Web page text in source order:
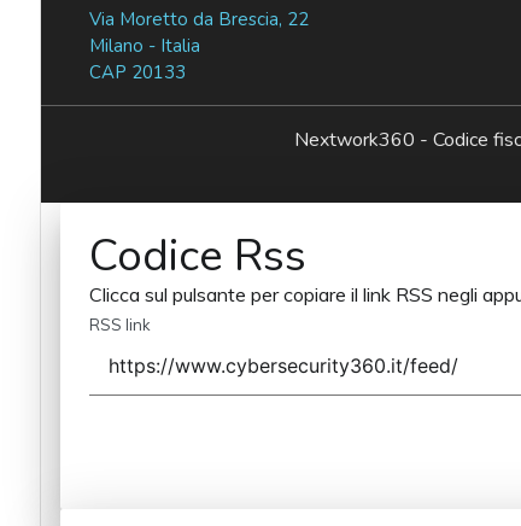
Via Moretto da Brescia, 22
Milano - Italia
CAP 20133
Nextwork360 - Codice
Codice Rss
Clicca sul pulsante per copiare il link RSS negli
RSS link